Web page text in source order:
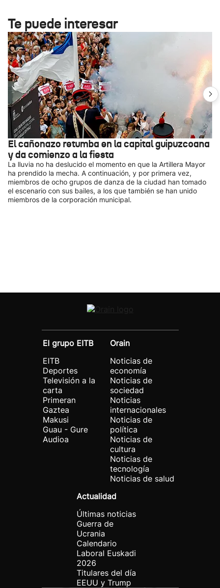
Te puede interesar
El cañonazo retumba en la capital guipuzcoana
y da comienzo a la fiesta
La lluvia no ha deslucido el momento en que la Artillera Mayor
ha prendido la mecha. A continuación, y por primera vez,
miembros de ocho grupos de danza de la ciudad han tomado
el escenario con sus bailes, a los que también se han unido
miembros de la corporación municipal.
El grupo EITB
EITB
Deportes
Televisión a la
carta
Primeran
Gaztea
Makusi
Guau - Gure
Audioa
Orain
Noticias de
economía
Noticias de
sociedad
Noticias
internacionales
Noticias de
política
Noticias de
cultura
Noticias de
tecnología
Noticias de salud
Actualidad
Últimas noticias
Guerra de
Ucrania
Calendario
Laboral Euskadi
2026
Titulares del día
EEUU y Trump